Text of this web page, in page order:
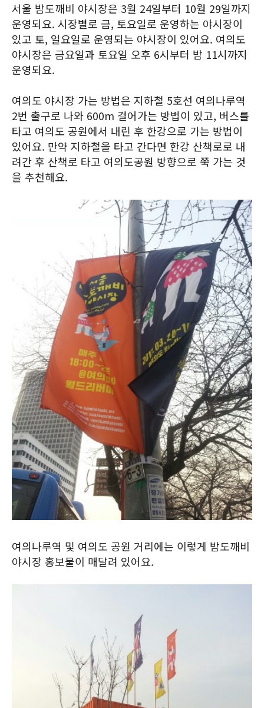
서울 밤도깨비 야시장은 3월 24일부터 10월 29일까지
운영되요. 시장별로 금, 토요일로 운영하는 야시장이
있고 토, 일요일로 운영되는 야시장이 있어요. 여의도
야시장은 금요일과 토요일 오후 6시부터 밤 11시까지
운영되요.
여의도 야시장 가는 방법은 지하철 5호선 여의나루역
2번 출구로 나와 600m 걸어가는 방법이 있고, 버스를
타고 여의도 공원에서 내린 후 한강으로 가는 방법이
있어요. 만약 지하철을 타고 간다면 한강 산책로로 내
려간 후 산책로 타고 여의도공원 방향으로 쭉 가는 것
을 추천해요.
여의나루역 및 여의도 공원 거리에는 이렇게 밤도깨비
야시장 홍보물이 매달려 있어요.